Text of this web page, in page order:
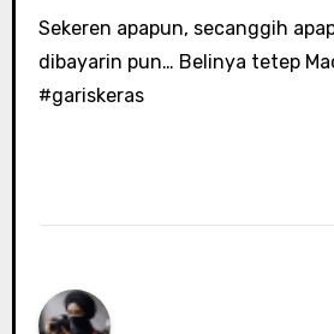
Sekeren apapun, secanggih
dibayarin pun… Belinya tetep
#gariskeras